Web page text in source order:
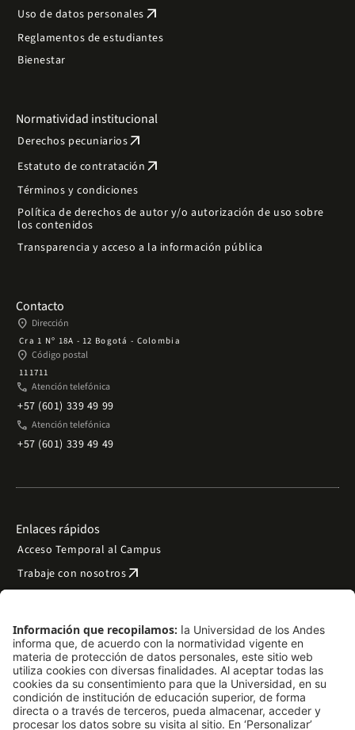
Uso de datos personales arrow_outward
Reglamentos de estudiantes
Bienestar
Normatividad institucional
Derechos pecuniariosarrow_outward
Estatuto de contratación arrow_outward
Términos y condiciones
Política de derechos de autor y/o autorización de uso sobre
los contenidos
Transparencia y acceso a la información pública
Contacto
place Dirección
Cra 1 Nº 18A - 12 Bogotá - Colombia
place Código postal
111711
phone Atención telefónica
+57 (601) 339 49 99
phone Atención telefónica
+57 (601) 339 49 49
Enlaces rápidos
Acceso Temporal al Campus
Trabaje con nosotrosarrow_outward
Preguntas frecuentes
Filantropía y donacionesarrow_outward
Mapa del sitio arrow_outward